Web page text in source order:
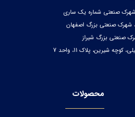
صنعتی شماره یک ساری
شهرک صنعتی بزرگ اصفهان
صنعتی بزرگ شیراز
شیرین، پلاک 11، واحد 7
محصولات